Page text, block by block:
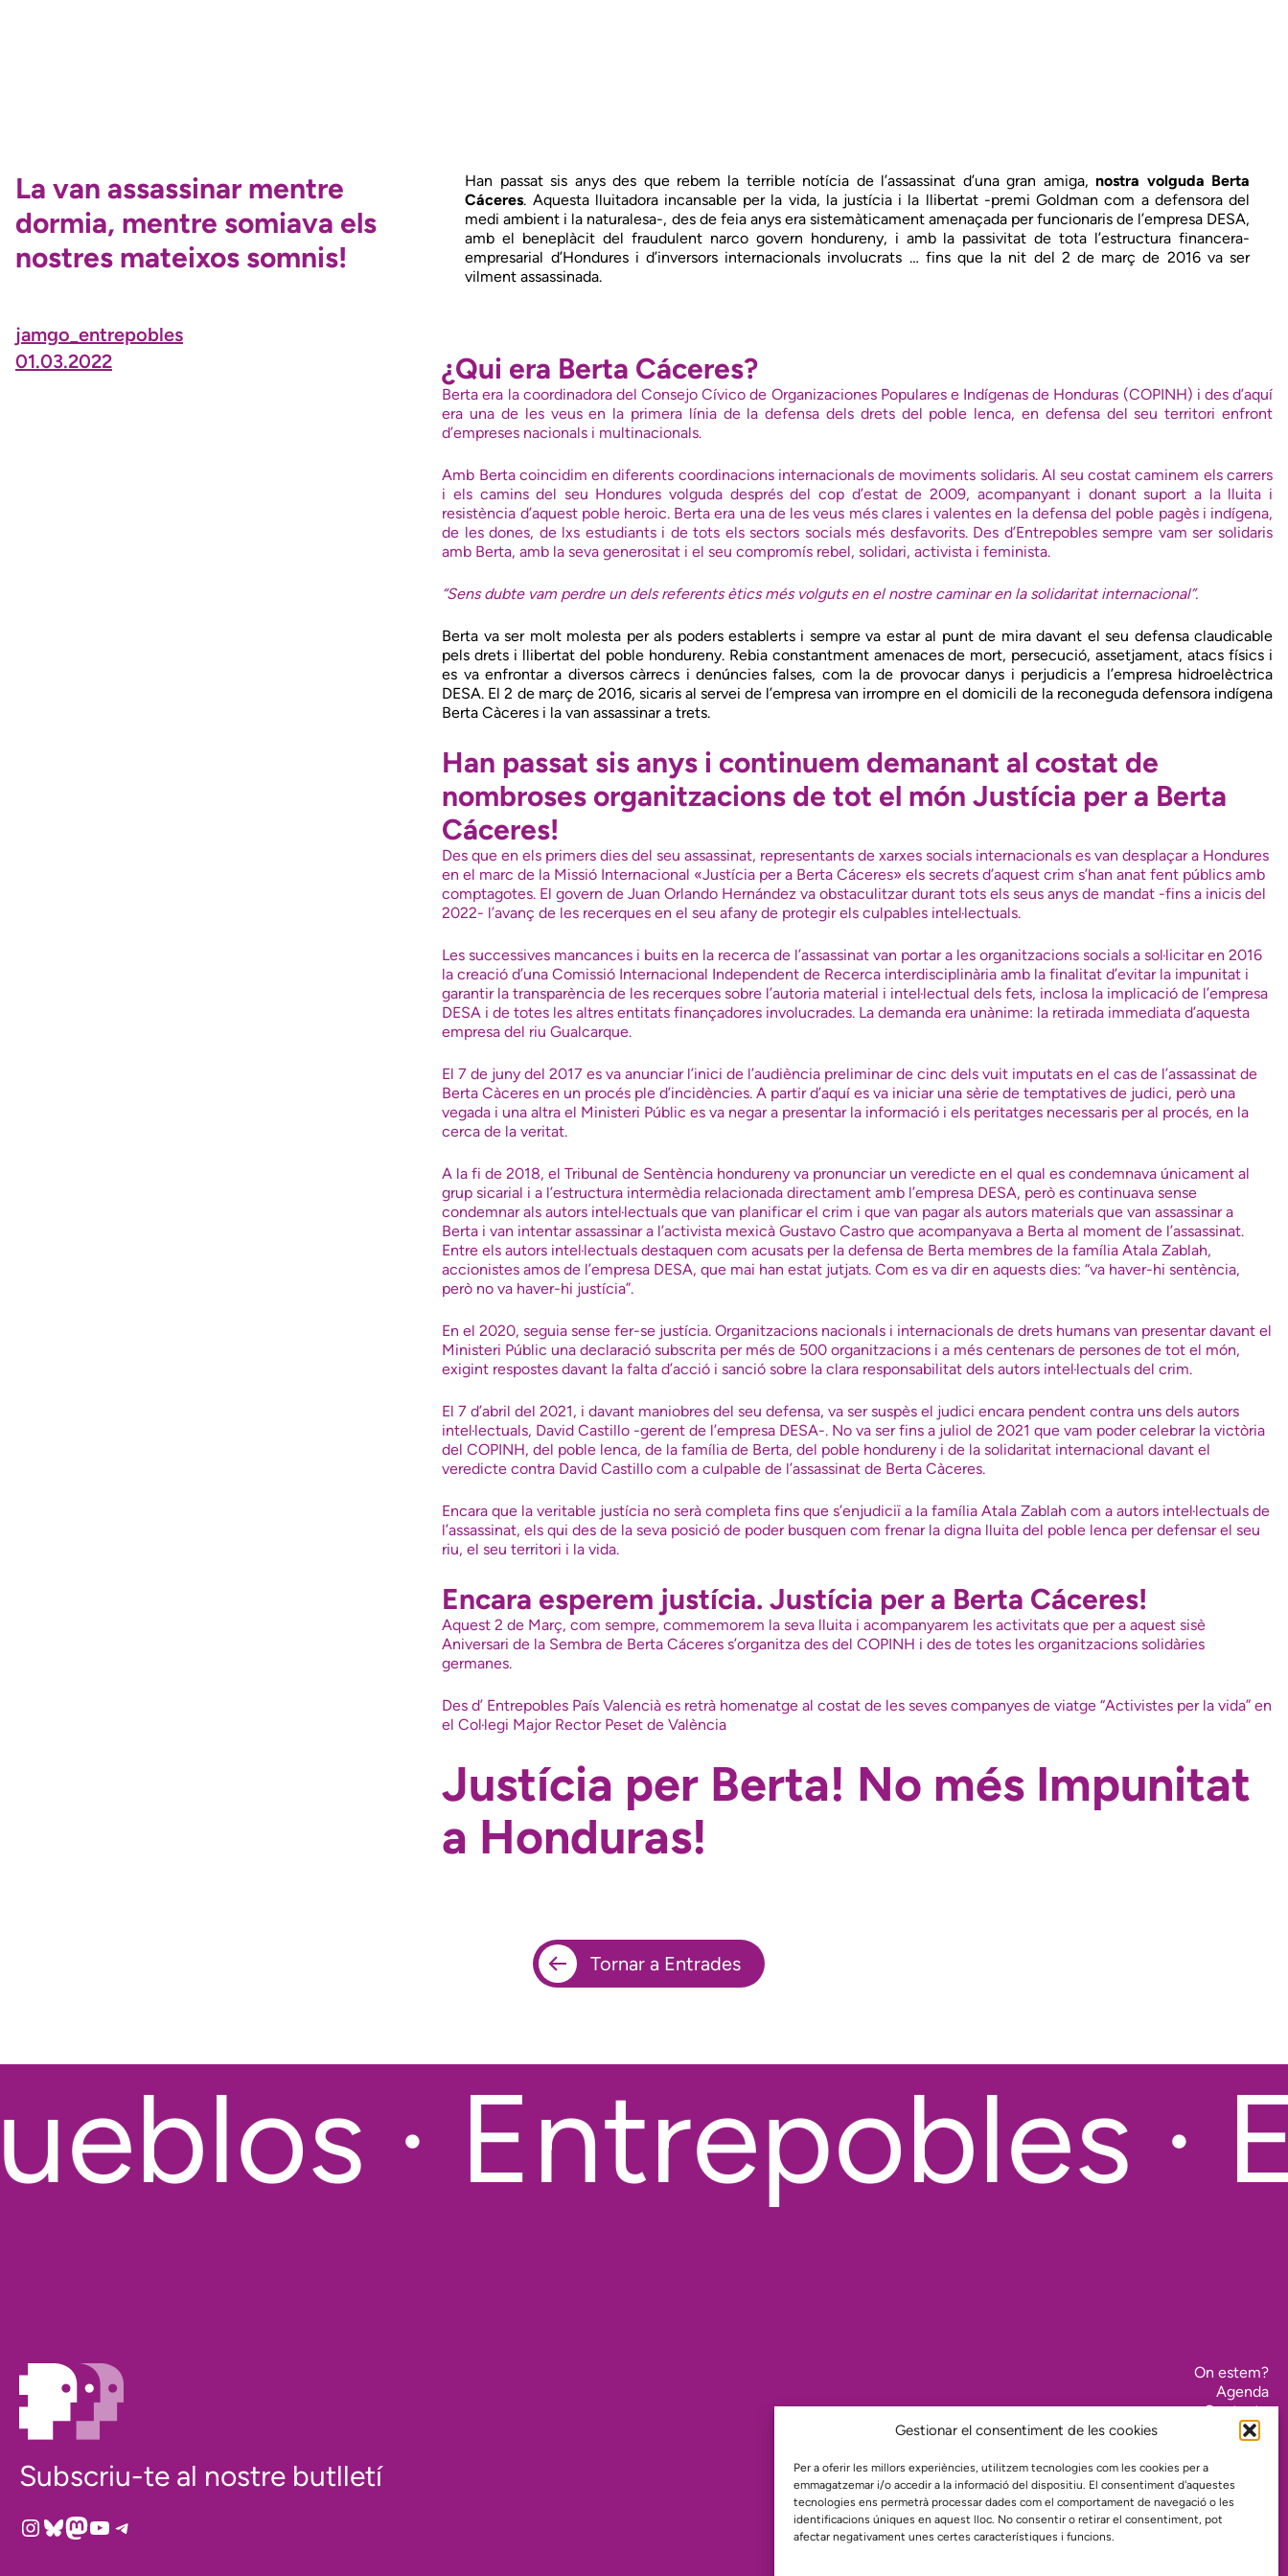
Gestionar el consentiment de les cookies
Per a oferir les millors experiències, utilitzem tecnologies com les cookies per a
emmagatzemar i/o accedir a la informació del dispositiu. El consentiment d'aquestes
tecnologies ens permetrà processar dades com el comportament de navegació o les
identificacions úniques en aquest lloc. No consentir o retirar el consentiment, pot
afectar negativament unes certes característiques i funcions.
La van assassinar mentre
dormia, mentre somiava els
nostres mateixos somnis!
jamgo_entrepobles
01.03.2022
Han passat sis anys des que rebem la terrible notícia de l’assassinat d’una gran amiga,nostra volguda Berta
Cáceres. Aquesta lluitadora incansable per la vida, la justícia i la llibertat -premi Goldman com a defensora del
medi ambient i la naturalesa-, des de feia anys era sistemàticament amenaçada per funcionaris de l’empresa DESA,
amb el beneplàcit del fraudulent narco govern hondureny, i amb la passivitat de tota l’estructura financera-
empresarial d’Hondures i d’inversors internacionals involucrats … fins que la nit del 2 de març de 2016 va ser
vilment assassinada.
¿Qui era Berta Cáceres?
Berta era la coordinadora del Consejo Cívico de Organizaciones Populares e Indígenas de Honduras (COPINH) i des d’aquí
era una de les veus en la primera línia de la defensa dels drets del poble lenca, en defensa del seu territori enfront
d’empreses nacionals i multinacionals.
Amb Berta coincidim en diferents coordinacions internacionals de moviments solidaris. Al seu costat caminem els carrers
i els camins del seu Hondures volguda després del cop d’estat de 2009, acompanyant i donant suport a la lluita i
resistència d’aquest poble heroic. Berta era una de les veus més clares i valentes en la defensa del poble pagès i indígena,
de les dones, de lxs estudiants i de tots els sectors socials més desfavorits. Des d’Entrepobles sempre vam ser solidaris
amb Berta, amb la seva generositat i el seu compromís rebel, solidari, activista i feminista.
“Sens dubte vam perdre un dels referents ètics més volguts en el nostre caminar en la solidaritat internacional”.
Berta va ser molt molesta per als poders establerts i sempre va estar al punt de mira davant el seu defensa claudicable
pels drets i llibertat del poble hondureny. Rebia constantment amenaces de mort, persecució, assetjament, atacs físics i
es va enfrontar a diversos càrrecs i denúncies falses, com la de provocar danys i perjudicis a l’empresa hidroelèctrica
DESA. El 2 de març de 2016, sicaris al servei de l’empresa van irrompre en el domicili de la reconeguda defensora indígena
Berta Càceres i la van assassinar a trets.
Han passat sis anys i continuem demanant al costat de
nombroses organitzacions de tot el món Justícia per a Berta
Cáceres!
Des que en els primers dies del seu assassinat, representants de xarxes socials internacionals es van desplaçar a Hondures
en el marc de la Missió Internacional «Justícia per a Berta Cáceres» els secrets d’aquest crim s’han anat fent públics amb
comptagotes. El govern de Juan Orlando Hernández va obstaculitzar durant tots els seus anys de mandat -fins a inicis del
2022- l’avanç de les recerques en el seu afany de protegir els culpables intel·lectuals.
Les successives mancances i buits en la recerca de l’assassinat van portar a les organitzacions socials a sol·licitar en 2016
la creació d’una Comissió Internacional Independent de Recerca interdisciplinària amb la finalitat d’evitar la impunitat i
garantir la transparència de les recerques sobre l’autoria material i intel·lectual dels fets, inclosa la implicació de l’empresa
DESA i de totes les altres entitats finançadores involucrades. La demanda era unànime: la retirada immediata d’aquesta
empresa del riu Gualcarque.
El 7 de juny del 2017 es va anunciar l’inici de l’audiència preliminar de cinc dels vuit imputats en el cas de l’assassinat de
Berta Càceres en un procés ple d’incidències. A partir d’aquí es va iniciar una sèrie de temptatives de judici, però una
vegada i una altra el Ministeri Públic es va negar a presentar la informació i els peritatges necessaris per al procés, en la
cerca de la veritat.
A la fi de 2018, el Tribunal de Sentència hondureny va pronunciar un veredicte en el qual es condemnava únicament al
grup sicarial i a l’estructura intermèdia relacionada directament amb l’empresa DESA, però es continuava sense
condemnar als autors intel·lectuals que van planificar el crim i que van pagar als autors materials que van assassinar a
Berta i van intentar assassinar a l’activista mexicà Gustavo Castro que acompanyava a Berta al moment de l’assassinat.
Entre els autors intel·lectuals destaquen com acusats per la defensa de Berta membres de la família Atala Zablah,
accionistes amos de l’empresa DESA, que mai han estat jutjats. Com es va dir en aquests dies: “va haver-hi sentència,
però no va haver-hi justícia”.
En el 2020, seguia sense fer-se justícia. Organitzacions nacionals i internacionals de drets humans van presentar davant el
Ministeri Públic una declaració subscrita per més de 500 organitzacions i a més centenars de persones de tot el món,
exigint respostes davant la falta d’acció i sanció sobre la clara responsabilitat dels autors intel·lectuals del crim.
El 7 d’abril del 2021, i davant maniobres del seu defensa, va ser suspès el judici encara pendent contra uns dels autors
intel·lectuals, David Castillo -gerent de l’empresa DESA-. No va ser fins a juliol de 2021 que vam poder celebrar la victòria
del COPINH, del poble lenca, de la família de Berta, del poble hondureny i de la solidaritat internacional davant el
veredicte contra David Castillo com a culpable de l’assassinat de Berta Càceres.
Encara que la veritable justícia no serà completa fins que s’enjudiciï a la família Atala Zablah com a autors intel·lectuals de
l’assassinat, els qui des de la seva posició de poder busquen com frenar la digna lluita del poble lenca per defensar el seu
riu, el seu territori i la vida.
Encara esperem justícia. Justícia per a Berta Cáceres!
Aquest 2 de Març, com sempre, commemorem la seva lluita i acompanyarem les activitats que per a aquest sisè
Aniversari de la Sembra de Berta Cáceress’organitza des del COPINH i des de totes les organitzacions solidàries
germanes.
Des d’ Entrepobles País Valencià es retrà homenatge al costat de les seves companyes de viatge“Activistes per la vida” en
el Col·legi Major Rector Peset de València
Justícia per Berta! No més Impunitat
a Honduras!
Tornar a Entrades
· Entrepobles ·
Subscriu-te al nostre butlletí
Instagram
Bluesky
Mastodon
YouTube
Telegram
On estem?
Agenda
Contacte
El nostre compromís amb la transparència
Política de privacidad
Proyecto web financiado por: